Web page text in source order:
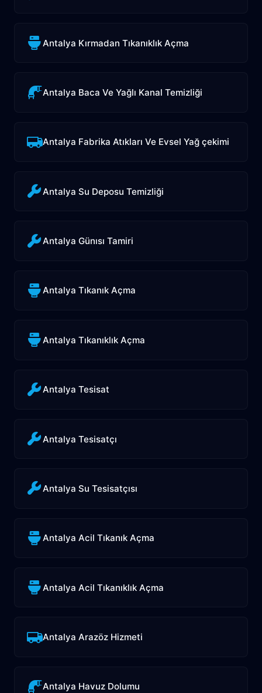
Antalya Kırmadan Tıkanıklık Açma
Antalya Baca Ve Yağlı Kanal Temizliği
Antalya Fabrika Atıkları Ve Evsel Yağ çekimi
Antalya Su Deposu Temizliği
Antalya Günısı Tamiri
Antalya Tıkanık Açma
Antalya Tıkanıklık Açma
Antalya Tesisat
Antalya Tesisatçı
Antalya Su Tesisatçısı
Antalya Acil Tıkanık Açma
Antalya Acil Tıkanıklık Açma
Antalya Arazöz Hizmeti
Antalya Havuz Dolumu